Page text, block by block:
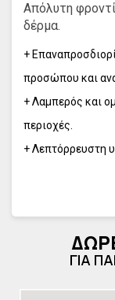
Απόλυτη
δέρμα.
+
προσώπου και
+ Λαμπερός και
περιοχές.
+ Λεπτόρρευστη
ΓΙΑ